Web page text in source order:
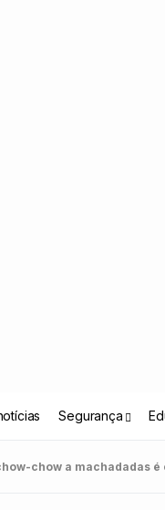
Segurança
chow a machadadas é